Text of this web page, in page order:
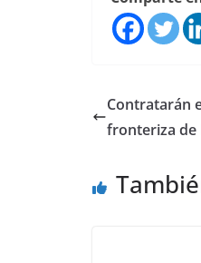
Contratarán
fronteriza de